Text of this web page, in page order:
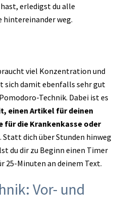
erledigst du alle
hintereinander weg.
viel Konzentration und
sich damit ebenfalls sehr gut
Technik. Dabei ist es
einen Artikel für deinen
für die Krankenkasse oder
Statt dich über Stunden hinweg
du dir zu Beginn einen Timer
Minuten an deinem Text.
Vor- und